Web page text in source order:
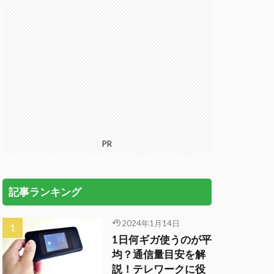
PR
記事ランキング
2024年1月14日
1日何ギガ使うのが平
均？通信量目安を解
説！テレワークに役